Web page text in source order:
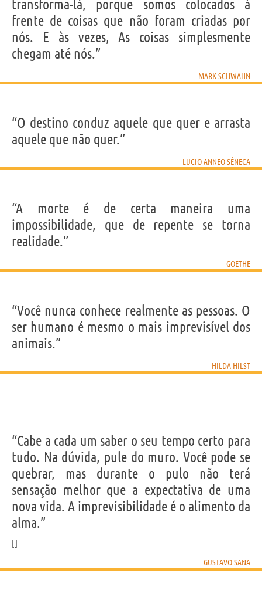
transforma-lá, porque somos colocados à
frente de coisas que não foram criadas por
nós. E às vezes, As coisas simplesmente
chegam até nós.”
MARK SCHWAHN
“O destino conduz aquele que quer e arrasta
aquele que não quer.”
LUCIO ANNEO SÉNECA
“A morte é de certa maneira uma
impossibilidade, que de repente se torna
realidade.”
GOETHE
“Você nunca conhece realmente as pessoas. O
ser humano é mesmo o mais imprevisível dos
animais.”
HILDA HILST
“Cabe a cada um saber o seu tempo certo para
tudo. Na dúvida, pule do muro. Você pode se
quebrar, mas durante o pulo não terá
sensação melhor que a expectativa de uma
nova vida. A imprevisibilidade é o alimento da
alma.”
GUSTAVO SANA